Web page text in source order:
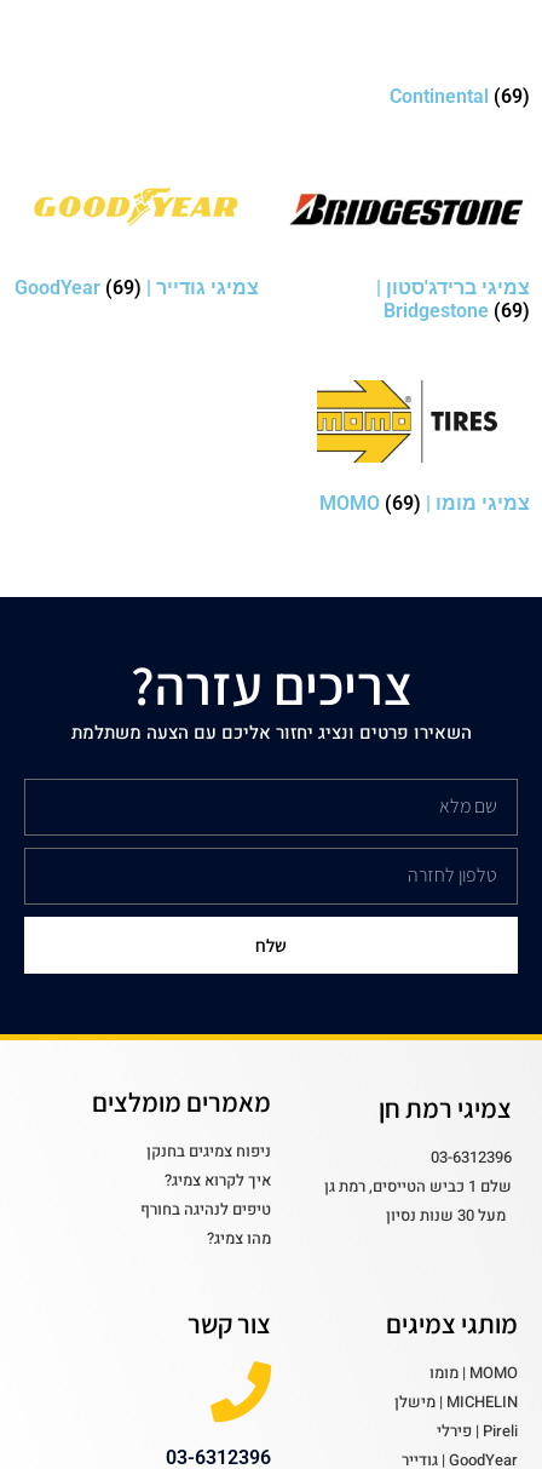
Continental (69)
צמיגי ברידג'סטון |
Bridgestone (69)
צמיגי גודייר | GoodYear (69)
צמיגי מומו | MOMO (69)
צריכים עזרה?
השאירו פרטים ונציג יחזור אליכם עם הצעה משתלמת
שלח
צמיגי רמת חן
03-6312396
שלם 1 כביש הטייסים, רמת גן
מעל 30 שנות נסיון
מאמרים מומלצים
ניפוח צמיגים בחנקן
איך לקרוא צמיג?
טיפים לנהיגה בחורף
מהו צמיג?
מותגי צמיגים
MOMO | מומו
MICHELIN | מישלן
Pireli | פירלי
GoodYear | גודייר
צור קשר
03-6312396